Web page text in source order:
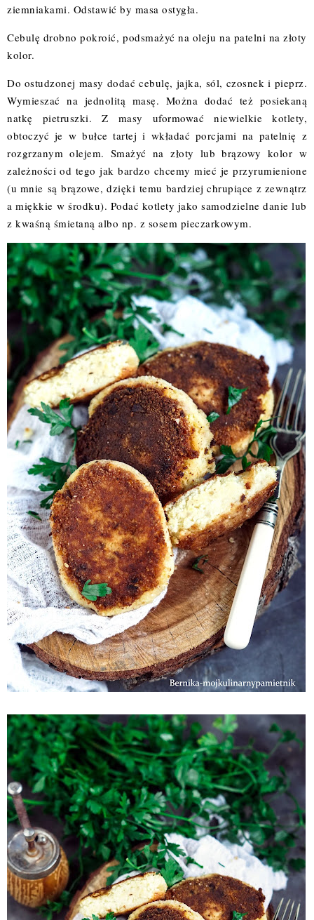
ziemniakami. Odstawić by masa ostygła.
Cebulę drobno pokroić, podsmażyć na oleju na patelni na złoty
kolor.
Do ostudzonej masy dodać cebulę, jajka, sól, czosnek i pieprz.
Wymieszać na jednolitą masę. Można dodać też posiekaną
natkę pietruszki. Z masy uformować niewielkie kotlety,
obtoczyć je w bułce tartej i wkładać porcjami na patelnię z
rozgrzanym olejem. Smażyć na złoty lub brązowy kolor w
zależności od tego jak bardzo chcemy mieć je przyrumienione
(u mnie są brązowe, dzięki temu bardziej chrupiące z zewnątrz
a miękkie w środku). Podać kotlety jako samodzielne danie lub
z kwaśną śmietaną albo np. z sosem pieczarkowym.